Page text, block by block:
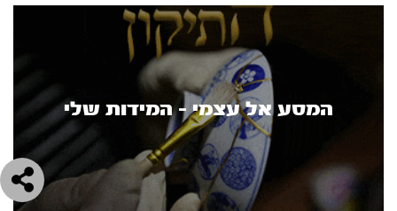
המסע אל עצמי - המידות שלי